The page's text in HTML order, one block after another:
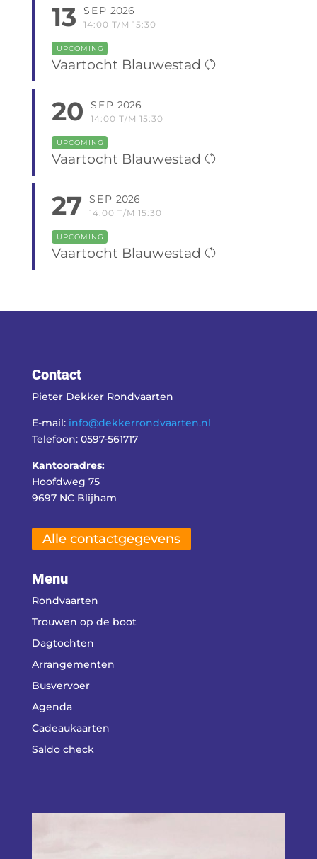
13 SEP 2026
14:00 T/M 15:30
UPCOMING
Vaartocht Blauwestad
20 SEP 2026
14:00 T/M 15:30
UPCOMING
Vaartocht Blauwestad
27 SEP 2026
14:00 T/M 15:30
UPCOMING
Vaartocht Blauwestad
Contact
Pieter Dekker Rondvaarten
E-mail: info@dekkerrondvaarten.nl
Telefoon: 0597-561717
Kantooradres:
Hoofdweg 75
9697 NC Blijham
Alle contactgegevens
Menu
Rondvaarten
Trouwen op de boot
Dagtochten
Arrangementen
Busvervoer
Agenda
Cadeaukaarten
Saldo check